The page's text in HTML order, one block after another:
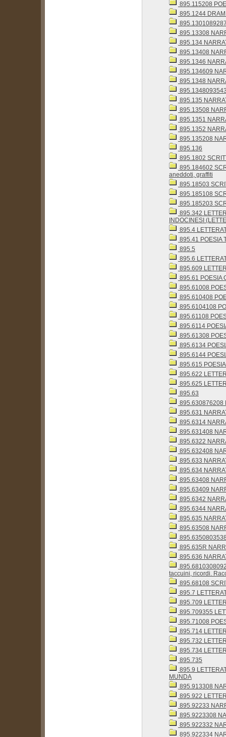
895.115208
895.1244
895.13308
895.134
895.13408
895.1346
895.134609
895.1348
895.135
895.13508
895.1351
895.1352
895.135208
895.136
895.1802
895.184602
aneddoti, graffiti
895.18503
895.185108
895.185203
895.342
INDOCINESI
895.4
895.41 POESIA
895.5
895.6
895.609
895.61 POESIA
895.61008
895.610408
895.6104108
895.61108
895.6114
895.61308
895.6134
895.6144
895.615
895.622
895.625
895.63
895.630876208
895.631
895.6314
895.631408
895.6322
895.632408
895.633
895.634
895.63408
895.63409
895.6342
895.6344
895.635
895.63508
895.635R
895.636
taccuini, ricordi.
895.68108
895.7
895.709
895.709355
895.71008
895.714
895.732
895.734
895.735
895.9
MUNDA
895.913308
895.922
895.92233
895.9223308
895.922332
895.922334